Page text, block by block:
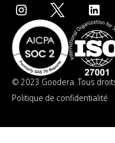
© 2023 Goodera. Tous
Politique de confidentialité